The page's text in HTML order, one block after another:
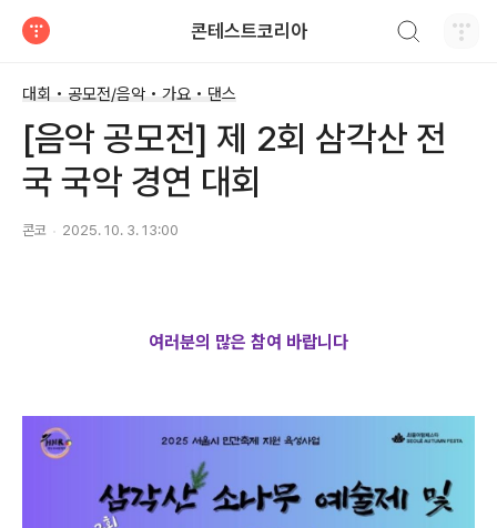
콘테스트코리아
대회 • 공모전/음악 • 가요 • 댄스
[음악 공모전] 제 2회 삼각산 전
국 국악 경연 대회
콘코 2025. 10. 3. 13:00
여러분의 많은 참여 바랍니다